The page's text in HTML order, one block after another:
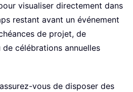
visualiser directement dans
restant avant un événement
de projet, de
célébrations annuelles
vous de disposer des